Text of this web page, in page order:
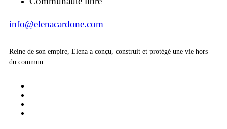
info@elenacardone.com
Reine de son empire, Elena a conçu, construit et protégé une vie hors
du commun.